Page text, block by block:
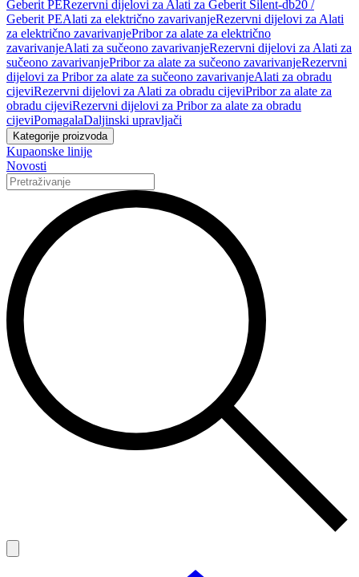
Geberit PERezervni dijelovi za Alati za Geberit Silent-db20 /
Geberit PEAlati za električno zavarivanjeRezervni dijelovi za Alati
za električno zavarivanjePribor za alate za električno
zavarivanjeAlati za sučeono zavarivanjeRezervni dijelovi za Alati za
sučeono zavarivanjePribor za alate za sučeono zavarivanjeRezervni
dijelovi za Pribor za alate za sučeono zavarivanjeAlati za obradu
cijeviRezervni dijelovi za Alati za obradu cijeviPribor za alate za
obradu cijeviRezervni dijelovi za Pribor za alate za obradu
cijeviPomagalaDaljinski upravljači
Kategorije proizvoda
Kupaonske linije
Novosti